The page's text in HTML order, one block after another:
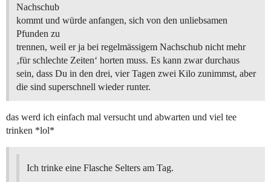
Nachschub
kommt und würde anfangen, sich von den unliebsamen
Pfunden zu
trennen, weil er ja bei regelmässigem Nachschub nicht mehr
‚für schlechte Zeiten‘ horten muss. Es kann zwar durchaus
sein, dass Du in den drei, vier Tagen zwei Kilo zunimmst, aber
die sind superschnell wieder runter.
das werd ich einfach mal versucht und abwarten und viel tee
trinken *lol*
Ich trinke eine Flasche Selters am Tag.